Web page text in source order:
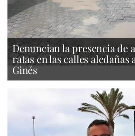
Denuncian la presencia de
ratas en las calles aledañas
Ginés